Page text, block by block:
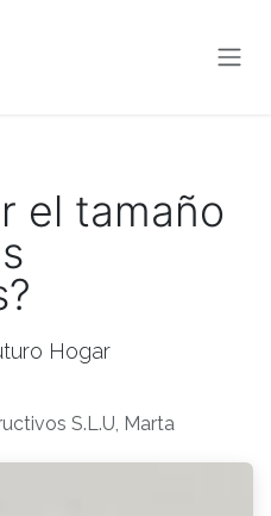
el tamaño
Hogar
S.L.U, Marta